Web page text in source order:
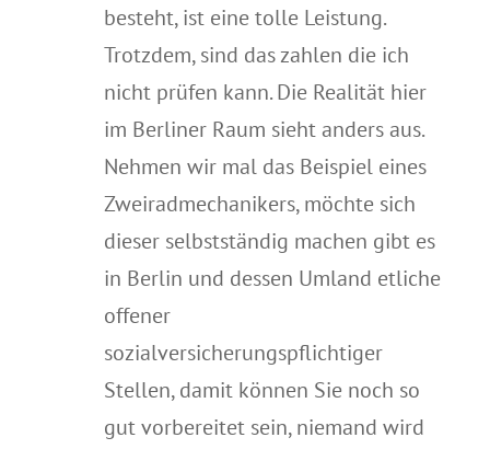
besteht, ist eine tolle Leistung.
Trotzdem, sind das zahlen die ich
nicht prüfen kann. Die Realität hier
im Berliner Raum sieht anders aus.
Nehmen wir mal das Beispiel eines
Zweiradmechanikers, möchte sich
dieser selbstständig machen gibt es
in Berlin und dessen Umland etliche
offener
sozialversicherungspflichtiger
Stellen, damit können Sie noch so
gut vorbereitet sein, niemand wird